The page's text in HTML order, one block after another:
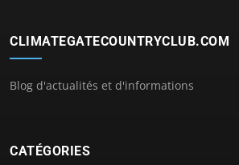
CLIMATEGATECOUNTRYCLUB.COM
Blog d'actualités et d'informations
CATÉGORIES